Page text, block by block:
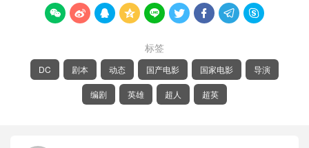
        
标签
DC 剧本 动态 国产电影 国家电影 导演
编剧 英雄 超人 超英